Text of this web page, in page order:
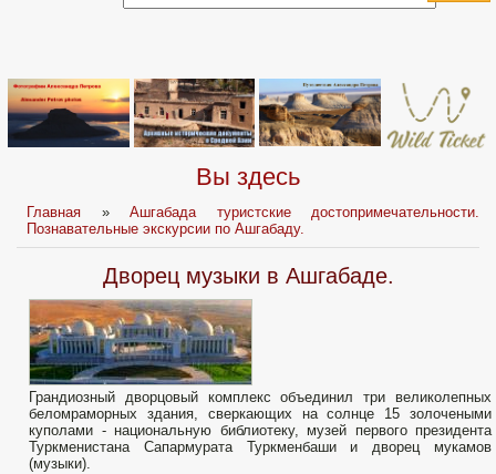
Вы здесь
Главная »Ашгабада туристские достопримечательности.
Познавательные экскурсии по Ашгабаду.
Дворец музыки в Ашгабаде.
Грандиозный дворцовый комплекс объединил три великолепных
беломраморных здания, сверкающих на солнце 15 золочеными
куполами - национальную библиотеку, музей первого президента
Туркменистана Сапармурата Туркменбаши и дворец мукамов
(музыки).